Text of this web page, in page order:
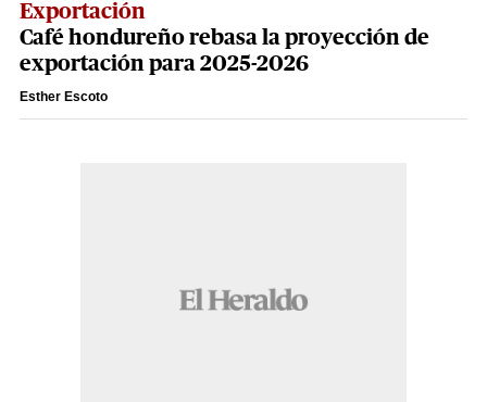
Exportación
Café hondureño rebasa la proyección de
exportación para 2025-2026
Esther Escoto